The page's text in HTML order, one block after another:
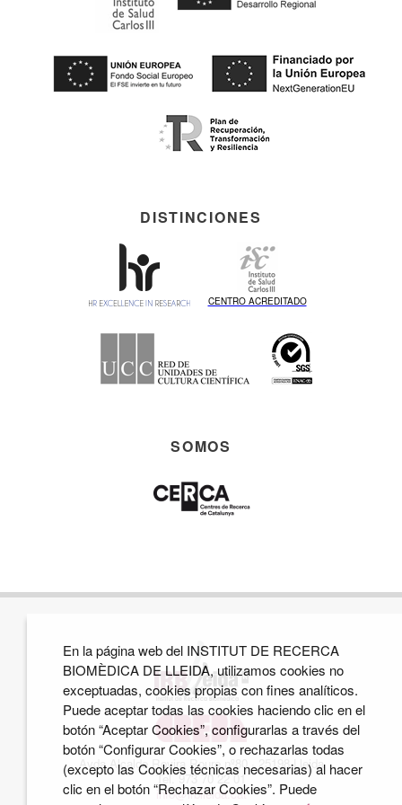
DISTINCIONES
CENTRO ACREDITADO
SOMOS
Avda Alcalde Rovira Roure nº80 · 25198 Lleida
Tel. 973 70 22 01
info@irblleida.cat
En la página web del INSTITUT DE RECERCA
BIOMÈDICA DE LLEIDA, utilizamos cookies no
exceptuadas, cookies propias con fines analíticos.
Puede aceptar todas las cookies haciendo clic en el
botón “Aceptar Cookies”, configurarlas a través del
botón “Configurar Cookies”, o rechazarlas todas
(excepto las Cookies técnicas necesarias) al hacer
clic en el botón “Rechazar Cookies”. Puede